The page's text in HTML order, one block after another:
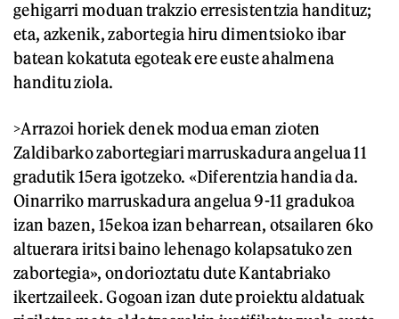
gehigarri moduan trakzio erresistentzia handituz;
eta, azkenik, zabortegia hiru dimentsioko ibar
batean kokatuta egoteak ere euste ahalmena
handitu ziola.
>Arrazoi horiek denek modua eman zioten
Zaldibarko zabortegiari marruskadura angelua 11
gradutik 15era igotzeko. «Diferentzia handia da.
Oinarriko marruskadura angelua 9-11 gradukoa
izan bazen, 15ekoa izan beharrean, otsailaren 6ko
altuerara iritsi baino lehenago kolapsatuko zen
zabortegia», ondorioztatu dute Kantabriako
ikertzaileek. Gogoan izan dute proiektu aldatuak